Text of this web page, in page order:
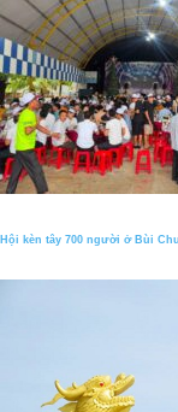
Hội kèn tây 700 người ở Bùi